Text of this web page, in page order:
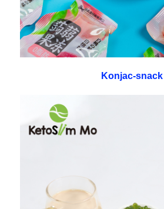
Konjac-snack